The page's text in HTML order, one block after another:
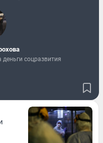
соцразвития